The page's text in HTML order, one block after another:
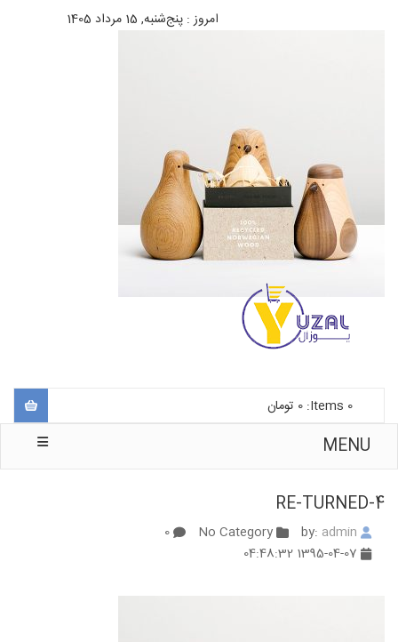
امروز : پنج‌شنبه, 15 مرداد 1405
0
Items:
0 تومان
MENU
RE-TURNED-4
admin